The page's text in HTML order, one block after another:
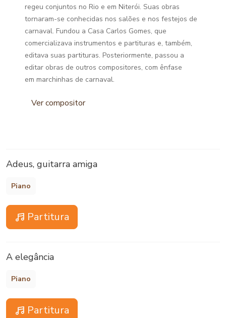
regeu conjuntos no Rio e em Niterói. Suas obras
tornaram-se conhecidas nos salões e nos festejos de
carnaval. Fundou a Casa Carlos Gomes, que
comercializava instrumentos e partituras e, também,
editava suas partituras. Posteriormente, passou a
editar obras de outros compositores, com ênfase
em marchinhas de carnaval.
Ver compositor
Adeus, guitarra amiga
Piano
Partitura
A elegância
Piano
Partitura